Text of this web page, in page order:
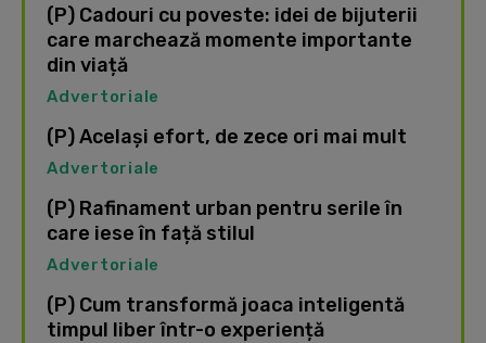
(P) Cadouri cu poveste: idei de bijuterii
care marchează momente importante
din viață
Advertoriale
(P) Același efort, de zece ori mai mult
Advertoriale
(P) Rafinament urban pentru serile în
care iese în față stilul
Advertoriale
(P) Cum transformă joaca inteligentă
timpul liber într-o experiență